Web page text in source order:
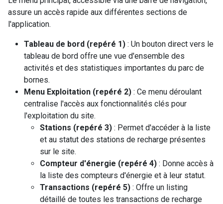
assure un accès rapide aux différentes sections de
l'application.
Tableau de bord (repéré 1) : Un bouton direct vers le
tableau de bord offre une vue d'ensemble des
activités et des statistiques importantes du parc de
bornes.
Menu Exploitation (repéré 2) : Ce menu déroulant
centralise l'accès aux fonctionnalités clés pour
l'exploitation du site.
Stations (repéré 3) : Permet d'accéder à la liste
et au statut des stations de recharge présentes
sur le site.
Compteur d'énergie (repéré 4) : Donne accès à
la liste des compteurs d'énergie et à leur statut.
Transactions (repéré 5) : Offre un listing
détaillé de toutes les transactions de recharge